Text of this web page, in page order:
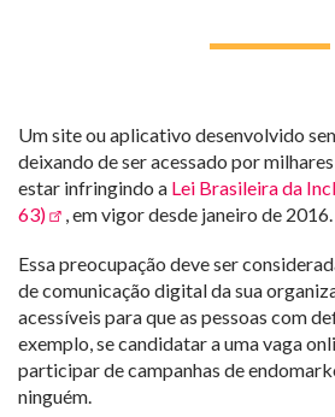
Um site ou aplicativo desenvolvido
deixando de ser acessado por
estar infringindo a Lei Brasileira da
63)
, em vigor desde janeiro de 2016.
Essa preocupação deve ser
de comunicação digital da sua
acessíveis para que as pessoas com
exemplo, se candidatar a uma vaga
participar de campanhas de
ninguém.